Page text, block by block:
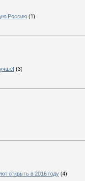
Россию (1)
(3)
открыть в 2016 году (4)